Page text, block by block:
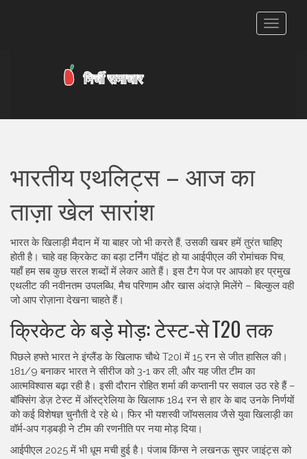
टॉगल
भारतीय एथलिट्स – आज का
ताज़ा खेल सारांश
भारत के खिलाड़ी मैदान में या बाहर जो भी करते हैं, उसकी खबर हमें तुरंत चाहिए
होती है। चाहे वह क्रिकेट का बड़ा टर्निंग पॉइंट हो या आईपीएल की रोमांचक पिच,
यहाँ हम सब कुछ सरल शब्दों में लेकर आते हैं। इस टैग पेज पर आपको हर प्रमुख
एथलीट की नवीनतम उपलब्धि, मैच परिणाम और खास अंदाज़े मिलेंगे – बिल्कुल वही
जो आप रोज़ाना देखना चाहते हैं।
क्रिकेट के बड़े मोड़: टेस्ट‑से T20 तक
पिछले हफ्ते भारत ने इंग्लैंड के खिलाफ चौथे T20I में 15 रन से जीत हासिल की।
181/9 बनाकर भारत ने सीरीज को 3‑1 कर ली, और यह जीत टीम का
आत्मविश्वास बढ़ा रही है। इसी दौरान रोहित शर्मा की कप्तानी पर सवाल उठ रहे हैं –
बॉक्सिंग डेज़ टेस्ट में ऑस्ट्रेलिया के खिलाफ 184 रन से हार के बाद उनके निर्णयों
को कई विशेषज्ञ चुनौती दे रहे थे। फिर भी यशस्वी जॉयसलाव जैसे युवा खिलाड़ी का
वॉर्म‑अप गड़बड़ी ने टीम की रणनीति पर नया मोड़ दिया।
आईपीएल 2025 में भी धूम मची हुई है। पंजाब किंग्स ने लखनऊ सुपर जाइंट्स को